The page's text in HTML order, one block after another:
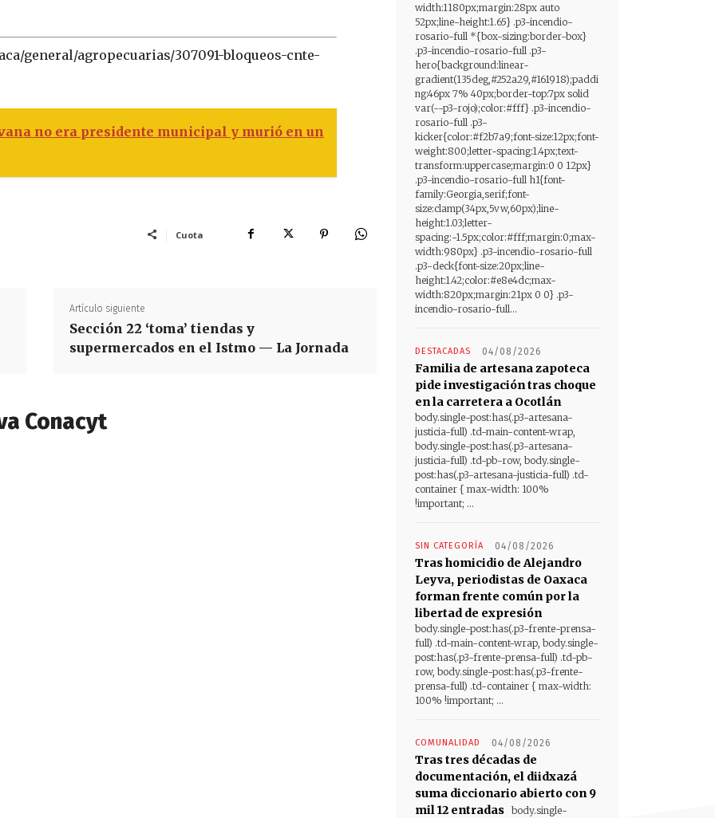
general/agropecuarias/307091-bloqueos-cnte-
no era presidente municipal y murió en un
Cuota
Artículo siguiente
Sección 22 ‘toma’ tiendas y
supermercados en el Istmo — La Jornada
Conacyt
width:1180px;margin:28px auto
52px;line-height:1.65} .p3-incendio-
rosario-full *{box-sizing:border-box}
.p3-incendio-rosario-full .p3-
hero{background:linear-
gradient(135deg,#252a29,#161918);paddi
ng:46px 7% 40px;border-top:7px solid
var(--p3-rojo);color:#fff} .p3-incendio-
rosario-full .p3-
kicker{color:#f2b7a9;font-size:12px;font-
weight:800;letter-spacing:1.4px;text-
transform:uppercase;margin:0 0 12px}
.p3-incendio-rosario-full h1{font-
family:Georgia,serif;font-
size:clamp(34px,5vw,60px);line-
height:1.03;letter-
spacing:-1.5px;color:#fff;margin:0;max-
width:980px} .p3-incendio-rosario-full
.p3-deck{font-size:20px;line-
height:1.42;color:#e8e4dc;max-
width:820px;margin:21px 0 0} .p3-
incendio-rosario-full...
DESTACADAS 04/08/2026
Familia de artesana zapoteca
pide investigación tras choque
en la carretera a Ocotlán
body.single-post:has(.p3-artesana-
justicia-full) .td-main-content-wrap,
body.single-post:has(.p3-artesana-
justicia-full) .td-pb-row, body.single-
post:has(.p3-artesana-justicia-full) .td-
container { max-width: 100%
!important; ...
SIN CATEGORÍA 04/08/2026
Tras homicidio de Alejandro
Leyva, periodistas de Oaxaca
forman frente común por la
libertad de expresión
body.single-post:has(.p3-frente-prensa-
full) .td-main-content-wrap, body.single-
post:has(.p3-frente-prensa-full) .td-pb-
row, body.single-post:has(.p3-frente-
prensa-full) .td-container { max-width:
100% !important; ...
COMUNALIDAD 04/08/2026
Tras tres décadas de
documentación, el diidxazá
suma diccionario abierto con 9
mil 12 entradas body.single-